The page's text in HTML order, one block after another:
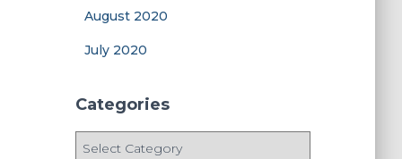
August 2020
July 2020
Categories